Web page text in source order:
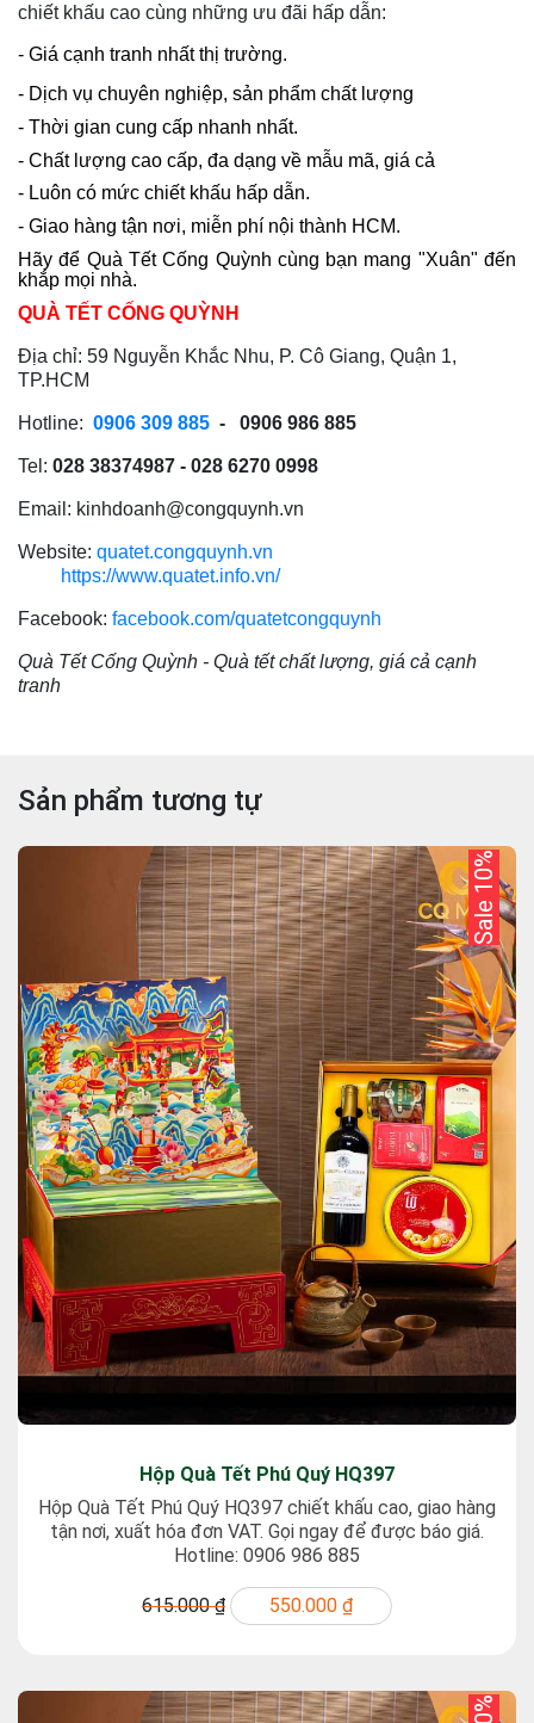
chiết khấu cao cùng những ưu đãi hấp dẫn:
- Giá cạnh tranh nhất thị trường.
- Dịch vụ chuyên nghiệp, sản phẩm chất lượng
- Thời gian cung cấp nhanh nhất.
- Chất lượng cao cấp, đa dạng về mẫu mã, giá cả
- Luôn có mức chiết khấu hấp dẫn.
- Giao hàng tận nơi, miễn phí nội thành HCM.
Hãy để Quà Tết Cống Quỳnh cùng bạn mang "Xuân" đến
khắp mọi nhà.
QUÀ TẾT CỐNG QUỲNH
Địa chỉ: 59 Nguyễn Khắc Nhu, P. Cô Giang, Quận 1,
TP.HCM
Hotline: 0906 309 885 - 0906 986 885
Tel: 028 38374987 - 028 6270 0998
Email: kinhdoanh@congquynh.vn
Website: quatet.congquynh.vn
https://www.quatet.info.vn/
Facebook: facebook.com/quatetcongquynh
Quà Tết Cống Quỳnh - Quà tết chất lượng, giá cả cạnh
tranh
Sản phẩm tương tự
Sale 10%
Hộp Quà Tết Phú Quý HQ397
Hộp Quà Tết Phú Quý HQ397 chiết khấu cao, giao hàng
tận nơi, xuất hóa đơn VAT. Gọi ngay để được báo giá.
Hotline: 0906 986 885
615.000 ₫ 550.000 ₫